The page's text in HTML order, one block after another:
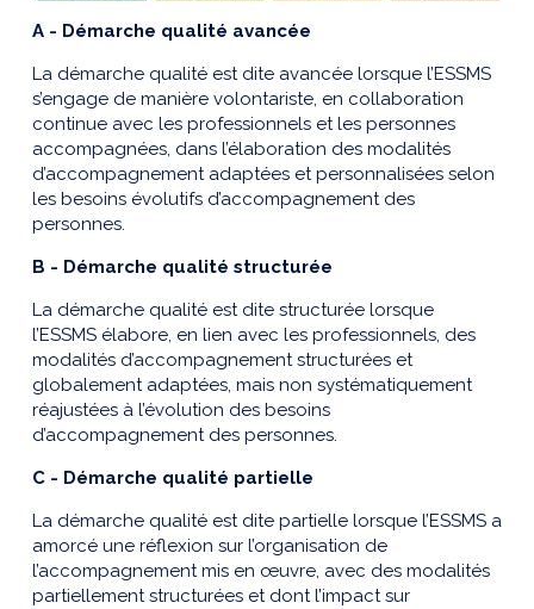
A - Démarche qualité avancée
La démarche qualité est dite avancée lorsque l’ESSMS
s’engage de manière volontariste, en collaboration
continue avec les professionnels et les personnes
accompagnées, dans l’élaboration des modalités
d’accompagnement adaptées et personnalisées selon
les besoins évolutifs d’accompagnement des
personnes.
B - Démarche qualité structurée
La démarche qualité est dite structurée lorsque
l’ESSMS élabore, en lien avec les professionnels, des
modalités d’accompagnement structurées et
globalement adaptées, mais non systématiquement
réajustées à l’évolution des besoins
d’accompagnement des personnes.
C - Démarche qualité partielle
La démarche qualité est dite partielle lorsque l’ESSMS a
amorcé une réflexion sur l’organisation de
l’accompagnement mis en œuvre, avec des modalités
partiellement structurées et dont l’impact sur